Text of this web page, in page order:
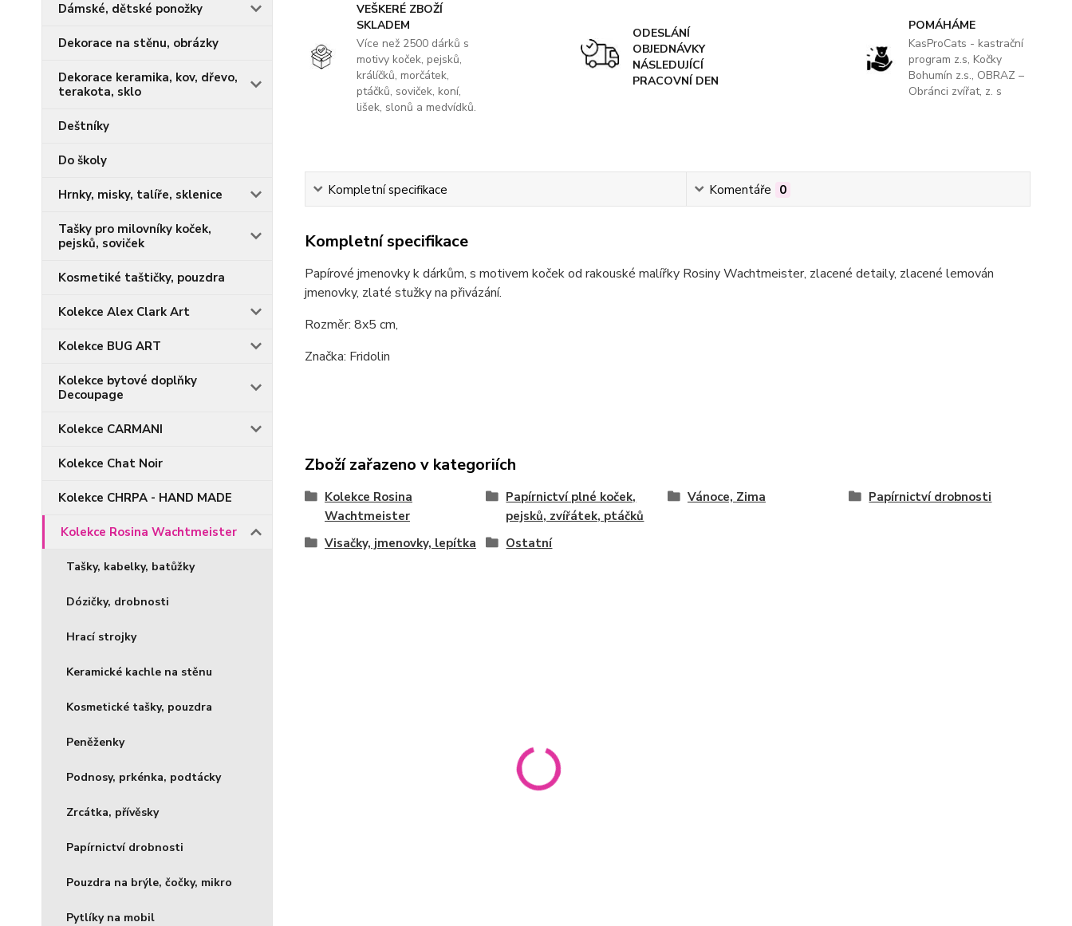
Dámské, dětské ponožky
Dekorace na stěnu, obrázky
Dekorace keramika, kov, dřevo,
terakota, sklo
Deštníky
Do školy
Hrnky, misky, talíře, sklenice
Tašky pro milovníky koček,
pejsků, soviček
Kosmetiké taštičky, pouzdra
Kolekce Alex Clark Art
Kolekce BUG ART
Kolekce bytové doplňky
Decoupage
Kolekce CARMANI
Kolekce Chat Noir
Kolekce CHRPA - HAND MADE
Kolekce Rosina Wachtmeister
Tašky, kabelky, batůžky
Dózičky, drobnosti
Hrací strojky
Keramické kachle na stěnu
Kosmetické tašky, pouzdra
Peněženky
Podnosy, prkénka, podtácky
Zrcátka, přívěsky
Papírnictví drobnosti
Pouzdra na brýle, čočky, mikro
Pytlíky na mobil
VEŠKERÉ ZBOŽÍ
SKLADEM
Více než 2500 dárků s
motivy koček, pejsků,
králíčků, morčátek,
ptáčků, soviček, koní,
lišek, slonů a medvídků.
ODESLÁNÍ
OBJEDNÁVKY
NÁSLEDUJÍCÍ
PRACOVNÍ DEN
POMÁHÁME
KasProCats - kastrační
program z.s, Kočky
Bohumín z.s., OBRAZ –
Obránci zvířat, z. s
Kompletní specifikace Komentáře 0
Kompletní specifikace
Papírové jmenovky k dárkům, s motivem koček od rakouské malířky Rosiny Wachtmeister, zlacené detaily, zlacené lemován
jmenovky, zlaté stužky na přivázání.
Rozměr: 8x5 cm,
Značka: Fridolin
Zboží zařazeno v kategoriích
Kolekce Rosina
Wachtmeister
Papírnictví plné koček,
pejsků, zvířátek, ptáčků
Vánoce, Zima Papírnictví drobnosti
Visačky, jmenovky, lepítka Ostatní